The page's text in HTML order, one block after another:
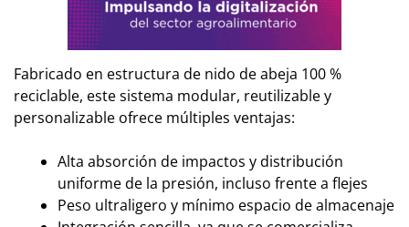
Fabricado en estructura de nido de abeja 100 %
reciclable, este sistema modular, reutilizable y
personalizable ofrece múltiples ventajas:
Alta absorción de impactos y distribución
uniforme de la presión, incluso frente a flejes
Peso ultraligero y mínimo espacio de almacenaje